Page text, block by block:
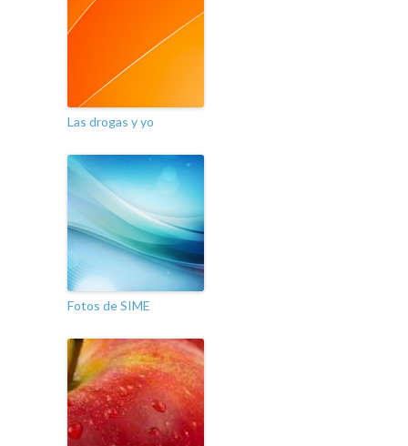
Las drogas y yo
Fotos de SIME